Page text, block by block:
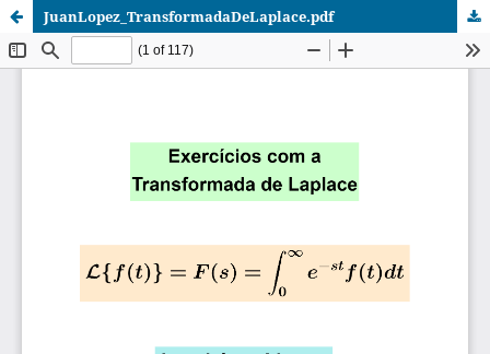
JuanLopez_TransformadaDeLaplace.pdf